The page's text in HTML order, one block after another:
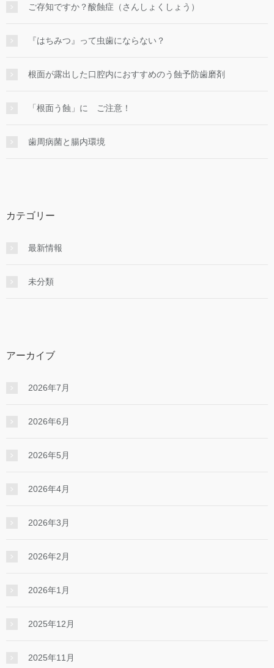
ご存知ですか？酸蝕症（さんしょくしょう）
『はちみつ』って虫歯にならない？
根面が露出した口腔内におすすめのう蝕予防歯磨剤
「根面う蝕」に ご注意！
歯周病菌と腸内環境
カテゴリー
最新情報
未分類
アーカイブ
2026年7月
2026年6月
2026年5月
2026年4月
2026年3月
2026年2月
2026年1月
2025年12月
2025年11月